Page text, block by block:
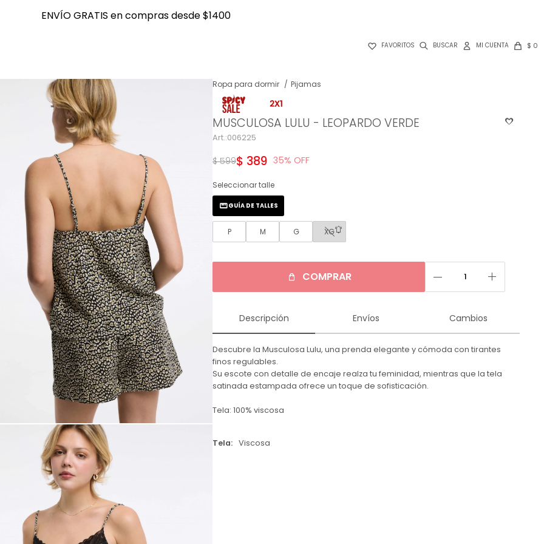
ENVÍO GRATIS en compras desde $1400
 FAVORITOS $ 0
ENVÍO GRATIS en compras desde $1400
Ropa para dormir Pijamas
MUSCULOSA LULU - LEOPARDO VERDE
006225
$ 389
$ 599 35
Seleccionar talle
P M G XG
GUÍA DE TALLES
COMPRAR remove add
Descripción Envíos Cambios
Descubre la Musculosa Lulu, una prenda elegante y cómoda con tirantes
finos regulables.
Su escote con detalle de encaje realza tu feminidad, mientras que la tela
satinada estampada ofrece un toque de sofisticación.
Tela: 100% viscosa
Tela Viscosa
NOTIFICARME